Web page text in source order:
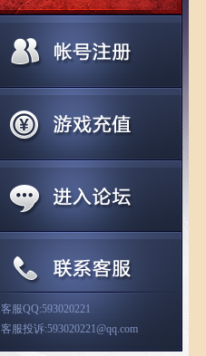
客服QQ:593020221
客服投诉:593020221@qq.com